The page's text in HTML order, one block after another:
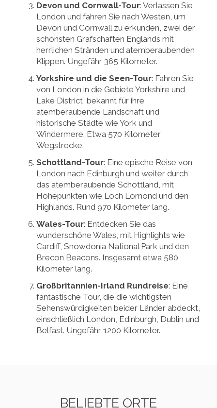
Devon und Cornwall-Tour: Verlassen Sie
London und fahren Sie nach Westen, um
Devon und Cornwall zu erkunden, zwei der
schönsten Grafschaften Englands mit
herrlichen Stränden und atemberaubenden
Klippen. Ungefähr 365 Kilometer.
Yorkshire und die Seen-Tour: Fahren Sie
von London in die Gebiete Yorkshire und
Lake District, bekannt für ihre
atemberaubende Landschaft und
historische Städte wie York und
Windermere. Etwa 570 Kilometer
Wegstrecke.
Schottland-Tour: Eine epische Reise von
London nach Edinburgh und weiter durch
das atemberaubende Schottland, mit
Höhepunkten wie Loch Lomond und den
Highlands. Rund 970 Kilometer lang.
Wales-Tour: Entdecken Sie das
wunderschöne Wales, mit Highlights wie
Cardiff, Snowdonia National Park und den
Brecon Beacons. Insgesamt etwa 580
Kilometer lang.
Großbritannien-Irland Rundreise: Eine
fantastische Tour, die die wichtigsten
Sehenswürdigkeiten beider Länder abdeckt,
einschließlich London, Edinburgh, Dublin und
Belfast. Ungefähr 1200 Kilometer.
BELIEBTE ORTE